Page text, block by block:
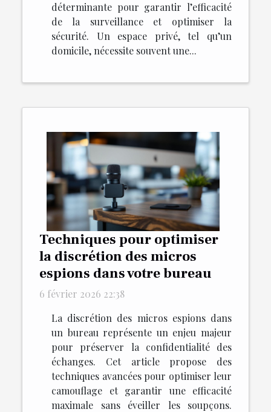
déterminante pour garantir l’efficacité
de la surveillance et optimiser la
sécurité. Un espace privé, tel qu’un
domicile, nécessite souvent une...
Techniques pour optimiser
la discrétion des micros
espions dans votre bureau
6 février 2026 22:38
La discrétion des micros espions dans
un bureau représente un enjeu majeur
pour préserver la confidentialité des
échanges. Cet article propose des
techniques avancées pour optimiser leur
camouflage et garantir une efficacité
maximale sans éveiller les soupçons.